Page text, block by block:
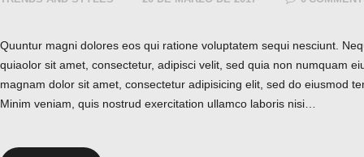
Quuntur magni dolores eos qui ratione voluptatem sequi nesciunt.
quiaolor sit amet, consectetur, adipisci velit, sed quia non numquam
magnam dolor sit amet, consectetur adipisicing elit, sed do eiusmod
Minim veniam, quis nostrud exercitation ullamco laboris nisi…